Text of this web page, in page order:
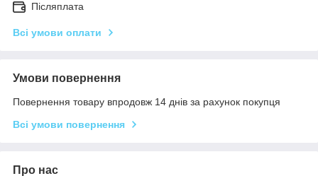
Післяплата
Всі умови оплати
Умови повернення
Повернення товару впродовж 14 днів за рахунок покупця
Всі умови повернення
Про нас